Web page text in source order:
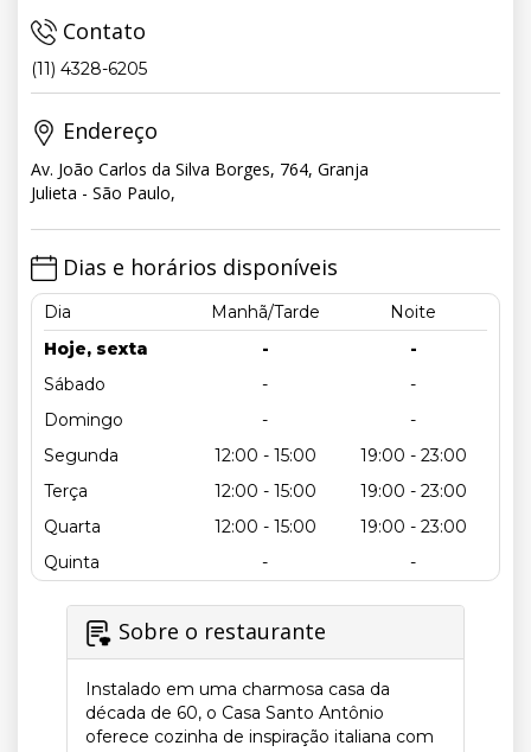
Contato
(11) 4328-6205
Endereço
Av. João Carlos da Silva Borges, 764, Granja
Julieta - São Paulo,
Dias e horários disponíveis
Dia Manhã/Tarde
Noite
Hoje, sexta
-
-
Sábado
-
-
Domingo
-
-
Segunda
12:00 - 15:00
19:00 - 23:00
Terça
12:00 - 15:00
19:00 - 23:00
Quarta
12:00 - 15:00
19:00 - 23:00
Quinta
- -
Sobre o restaurante
Instalado em uma charmosa casa da
década de 60, o Casa Santo Antônio
oferece cozinha de inspiração italiana com